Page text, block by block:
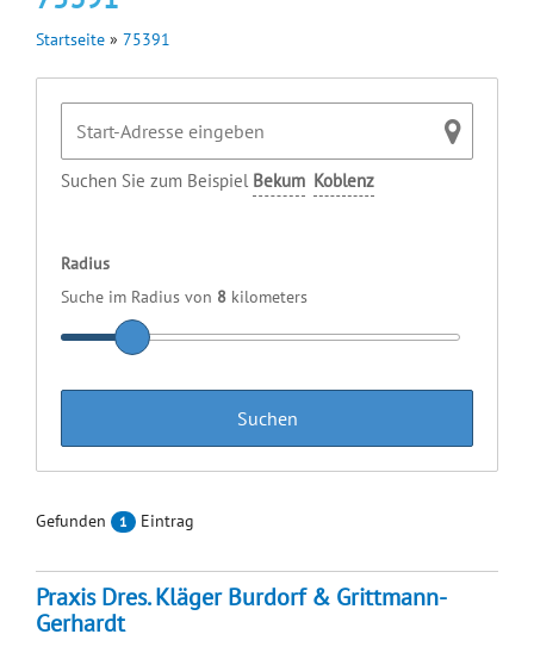
Startseite » 75391
Suchen Sie zum Beispiel Bekum Koblenz
Radius
Suche im Radius von 8 kilometers
Gefunden 1 Eintrag
Praxis Dres. Kläger Burdorf & Grittmann-
Gerhardt